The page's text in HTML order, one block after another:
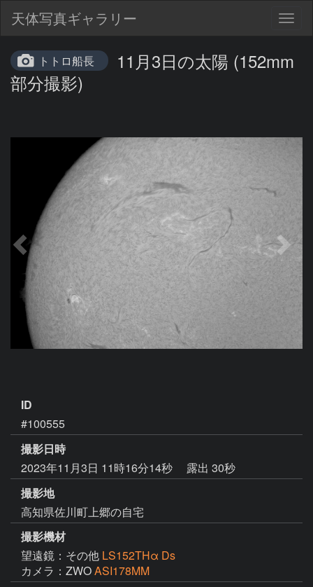
天体写真ギャラリー
トトロ船長
11月3日の太陽 (152mm
部分撮影)
ID
#100555
撮影日時
2023年11月3日 11時16分14秒
露出 30秒
撮影地
高知県佐川町上郷の自宅
撮影機材
望遠鏡：その他 LS152THα Ds
カメラ：ZWOASI178MM